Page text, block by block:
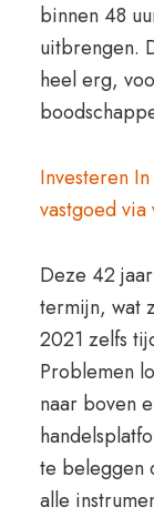
binnen 48
uitbrengen.
heel erg,
Investeren
vastgoed via
Deze 42
termijn, wat
2021 zelfs
Problemen
naar boven
te beleggen
alle